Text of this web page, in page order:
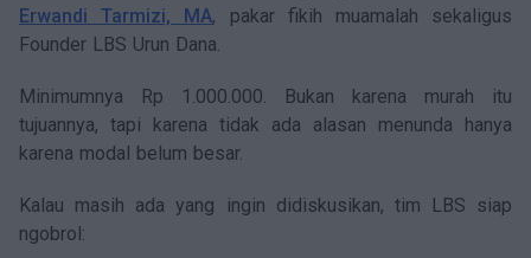
Erwandi Tarmizi, MA, pakar fikih muamalah sekaligus
Founder LBS Urun Dana.
Minimumnya Rp 1.000.000. Bukan karena murah itu
tujuannya, tapi karena tidak ada alasan menunda hanya
karena modal belum besar.
Kalau masih ada yang ingin didiskusikan, tim LBS siap
ngobrol: